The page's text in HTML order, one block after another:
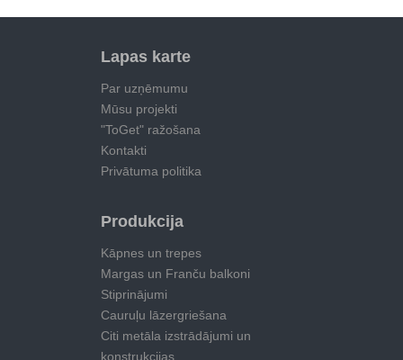
Lapas karte
Par uzņēmumu
Mūsu projekti
"ToGet" ražošana
Kontakti
Privātuma politika
Produkcija
Kāpnes un trepes
Margas un Franču balkoni
Stiprinājumi
Cauruļu lāzergriešana
Citi metāla izstrādājumi un
konstrukcijas